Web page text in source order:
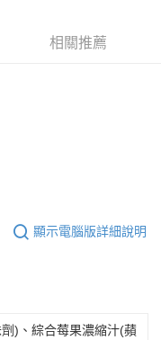
號之用戶狀況，依本公司即
相關推薦
顯示電腦版詳細說明
)、綜合莓果濃縮汁(蘋